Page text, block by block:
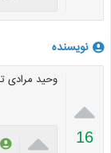
نویسنده

16
وحید
